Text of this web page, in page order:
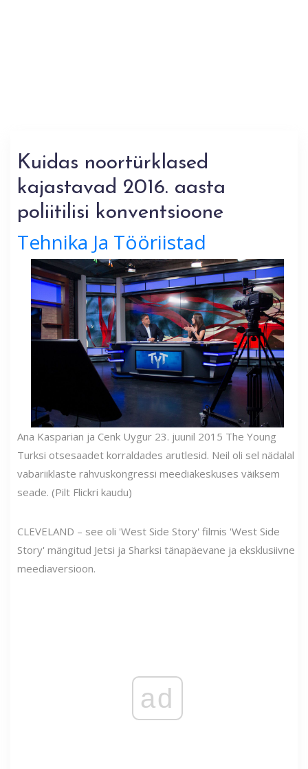
Kuidas noortürklased
kajastavad 2016. aasta
poliitilisi konventsioone
Tehnika Ja Tööriistad
Ana Kasparian ja Cenk Uygur 23. juunil 2015 The Young
Turksi otsesaadet korraldades arutlesid. Neil oli sel nädalal
vabariiklaste rahvuskongressi meediakeskuses väiksem
seade. (Pilt Flickri kaudu)
CLEVELAND – see oli 'West Side Story' filmis 'West Side
Story' mängitud Jetsi ja Sharksi tänapäevane ja eksklusiivne
meediaversioon.
ad